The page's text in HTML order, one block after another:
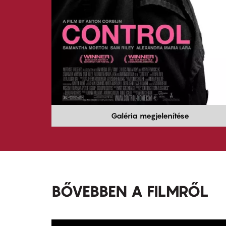
Galéria megjelenítése
BŐVEBBEN A FILMRŐL